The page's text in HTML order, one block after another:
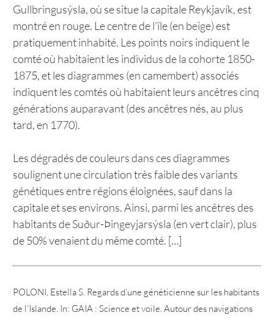
Gullbringusýsla, où se situe la capitale Reykjavík, est
montré en rouge. Le centre de l'île (en beige) est
pratiquement inhabité. Les points noirs indiquent le
comté où habitaient les individus de la cohorte 1850-
1875, et les diagrammes (en camembert) associés
indiquent les comtés où habitaient leurs ancêtres cinq
générations auparavant (des ancêtres nés, au plus
tard, en 1770).
Les dégradés de couleurs dans ces diagrammes
soulignent une circulation très faible des variants
génétiques entre régions éloignées, sauf dans la
capitale et ses environs. Ainsi, parmi les ancêtres des
habitants de Suður-Þingeyjarsýsla (en vert clair), plus
de 50% venaient du même comté. […]
POLONI, Estella S. Regards d’une généticienne sur les habitants
de l’Islande. In: GAIA : Science et voile. Autour des navigations